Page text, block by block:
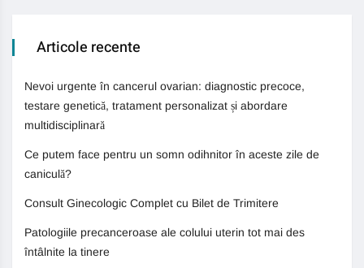
Articole recente
Nevoi urgente în cancerul ovarian: diagnostic precoce,
testare genetică, tratament personalizat și abordare
multidisciplinară
Ce putem face pentru un somn odihnitor în aceste zile de
caniculă?
Consult Ginecologic Complet cu Bilet de Trimitere
Patologiile precanceroase ale colului uterin tot mai des
întâlnite la tinere